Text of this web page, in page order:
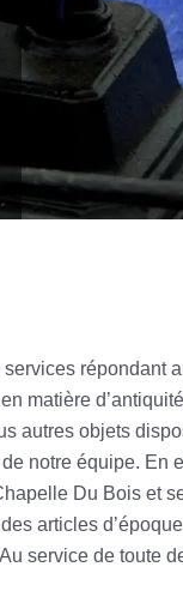
répondant
matière
autres objets
notre équipe. En
Du Bois et
articles d’époque
service de toute